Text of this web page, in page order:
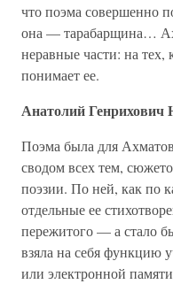
что поэма совершенно
она — тарабарщина…
неравные части: на тех,
понимает ее.
Анатолий Генрихович
Поэма была для
сводом всех тем,
поэзии. По ней, как по
отдельные ее
пережитого — а стало
взяла на себя функцию
или электронной